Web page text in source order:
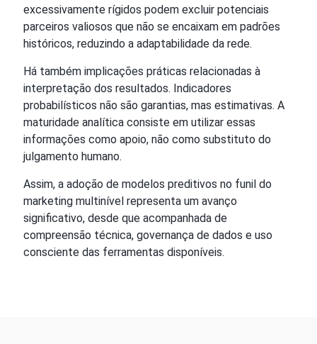
excessivamente rígidos podem excluir potenciais
parceiros valiosos que não se encaixam em padrões
históricos, reduzindo a adaptabilidade da rede.
Há também implicações práticas relacionadas à
interpretação dos resultados. Indicadores
probabilísticos não são garantias, mas estimativas. A
maturidade analítica consiste em utilizar essas
informações como apoio, não como substituto do
julgamento humano.
Assim, a adoção de modelos preditivos no funil do
marketing multinível representa um avanço
significativo, desde que acompanhada de
compreensão técnica, governança de dados e uso
consciente das ferramentas disponíveis.